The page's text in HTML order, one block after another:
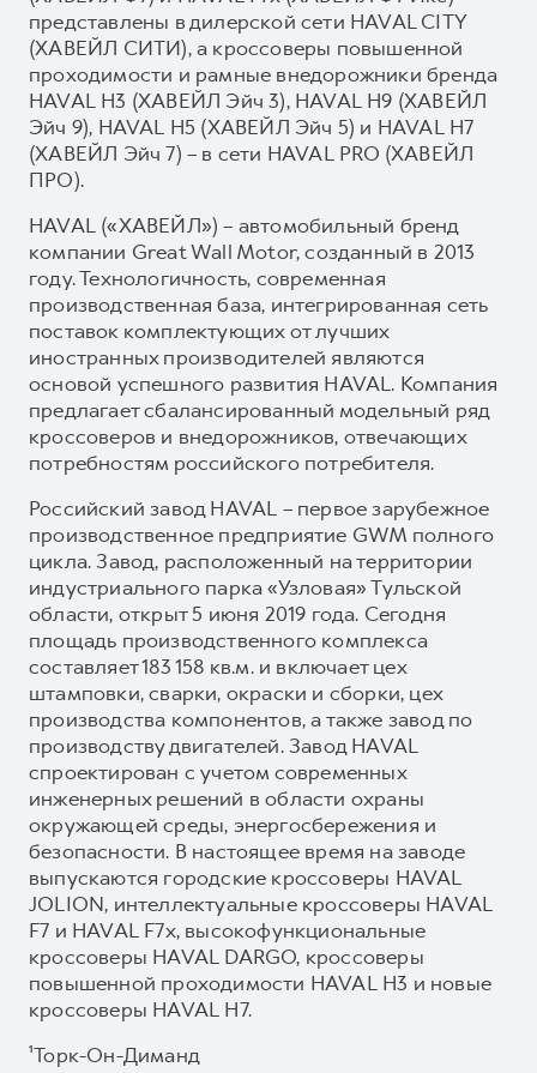
представлены в дилерской сети HAVAL CITY
(ХАВЕЙЛ СИТИ), а кроссоверы повышенной
проходимости и рамные внедорожники бренда
HAVAL H3 (ХАВЕЙЛ Эйч 3), HAVAL H9 (ХАВЕЙЛ
Эйч 9), HAVAL H5 (ХАВЕЙЛ Эйч 5) и HAVAL H7
(ХАВЕЙЛ Эйч 7) – в сети HAVAL PRO (ХАВЕЙЛ
ПРО).
HAVAL («ХАВЕЙЛ») – автомобильный бренд
компании Great Wall Motor, созданный в 2013
году. Технологичность, современная
производственная база, интегрированная сеть
поставок комплектующих от лучших
иностранных производителей являются
основой успешного развития HAVAL. Компания
предлагает сбалансированный модельный ряд
кроссоверов и внедорожников, отвечающих
потребностям российского потребителя.
Российский завод HAVAL – первое зарубежное
производственное предприятие GWM полного
цикла. Завод, расположенный на территории
индустриального парка «Узловая» Тульской
области, открыт 5 июня 2019 года. Сегодня
площадь производственного комплекса
составляет 183 158 кв.м. и включает цех
штамповки, сварки, окраски и сборки, цех
производства компонентов, а также завод по
производству двигателей. Завод HAVAL
спроектирован с учетом современных
инженерных решений в области охраны
окружающей среды, энергосбережения и
безопасности. В настоящее время на заводе
выпускаются городские кроссоверы HAVAL
JOLION, интеллектуальные кроссоверы HAVAL
F7 и HAVAL F7x, высокофункциональные
кроссоверы HAVAL DARGO, кроссоверы
повышенной проходимости HAVAL H3 и новые
кроссоверы HAVAL H7.
¹Торк-Он-Диманд